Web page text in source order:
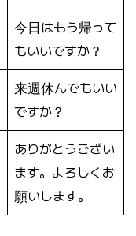
今日はもう帰って
もいいですか？
来週休んでもいい
ですか？
ありがとうござい
ます。よろしくお
願いします。